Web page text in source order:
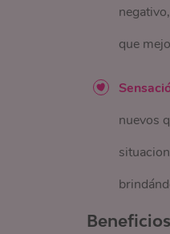
que
nuevos